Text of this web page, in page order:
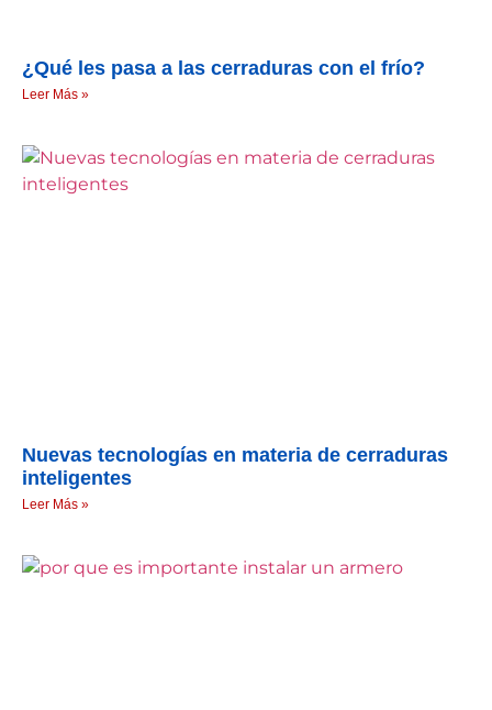
¿Qué les pasa a las cerraduras con el frío?
Leer Más »
Nuevas tecnologías en materia de cerraduras
inteligentes
Leer Más »